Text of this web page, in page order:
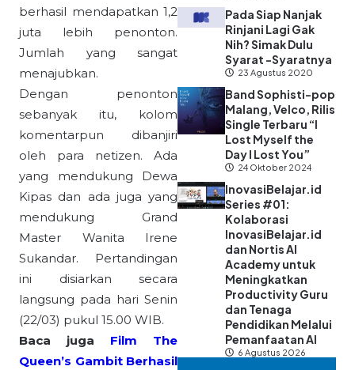
berhasil mendapatkan 1,2
juta lebih penonton.
Jumlah yang sangat
menajubkan.
Dengan penonton
sebanyak itu, kolom
komentarpun dibanjiri
oleh para netizen. Ada
yang mendukung Dewa
Kipas dan ada juga yang
mendukung Grand
Master Wanita Irene
Sukandar. Pertandingan
ini disiarkan secara
langsung pada hari Senin
(22/03) pukul 15.00 WIB.
Baca juga Film The
Queen’s Gambit Berhasil
Pada Siap Nanjak
Rinjani Lagi Gak
Nih? Simak Dulu
Syarat -Syaratnya
23 Agustus 2020
Band Sophisti-pop
Malang, Velco, Rilis
Single Terbaru “I
Lost Myself the
Day I Lost You”
24 Oktober 2024
InovasiBelajar.id
Series #01:
Kolaborasi
InovasiBelajar.id
dan Nortis AI
Academy untuk
Meningkatkan
Productivity Guru
dan Tenaga
Pendidikan Melalui
Pemanfaatan AI
6 Agustus 2026